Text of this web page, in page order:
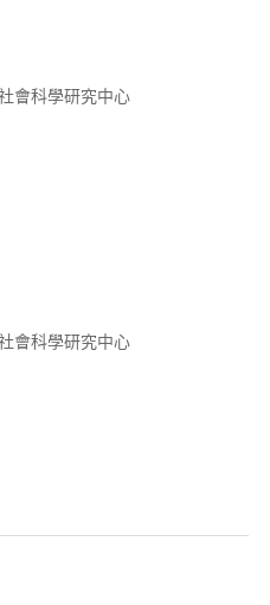
會科學研究中心
會科學研究中心